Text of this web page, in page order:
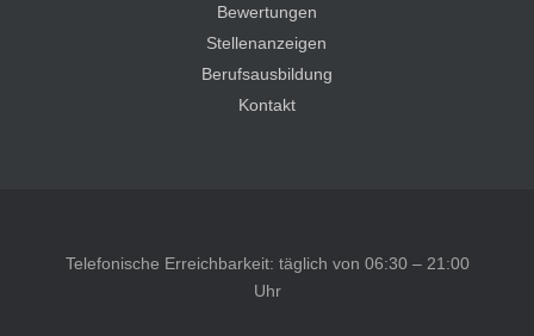
Bewertungen
Stellenanzeigen
Berufsausbildung
Kontakt
Telefonische Erreichbarkeit: täglich von 06:30 – 21:00
Uhr